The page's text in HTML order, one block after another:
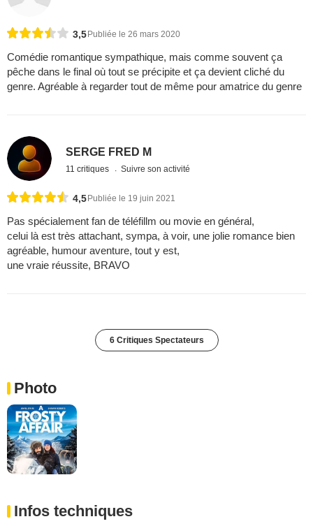
3,5Publiée le 26 mars 2020
Comédie romantique sympathique, mais comme souvent ça
pêche dans le final où tout se précipite et ça devient cliché du
genre. Agréable à regarder tout de même pour amatrice du genre
SERGE FRED M
11 critiques Suivre son activité
4,5 Publiée le 19 juin 2021
Pas spécialement fan de téléfillm ou movie en général,
celui là est très attachant, sympa, à voir, une jolie romance bien
agréable, humour aventure, tout y est,
une vraie réussite, BRAVO
6 Critiques Spectateurs
Photo
Infos techniques